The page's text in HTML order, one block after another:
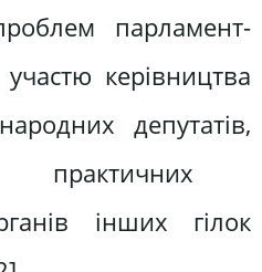
парламент­
керівництва
депутатів,
інших гілок